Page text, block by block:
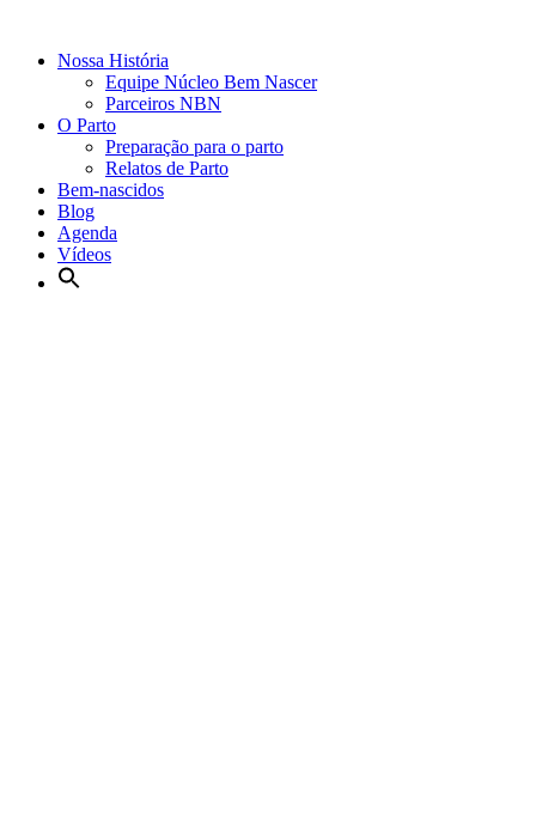
Nossa História
Equipe Núcleo Bem Nascer
Parceiros NBN
O Parto
Preparação para o parto
Relatos de Parto
Bem-nascidos
Blog
Agenda
Vídeos